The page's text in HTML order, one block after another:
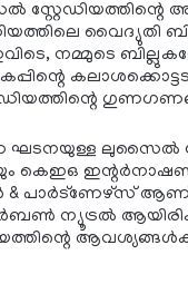
വൈദ്യുതി
നമ്മുടെ
ഘടനയുള്ള ലുസൈല്‍
കെഇഒ
& പാര്‍ട്ണേഴ്സ്
ന്യൂട്രല്‍